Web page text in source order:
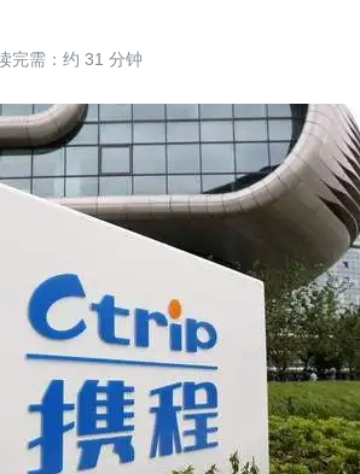
完需：约 31 分钟